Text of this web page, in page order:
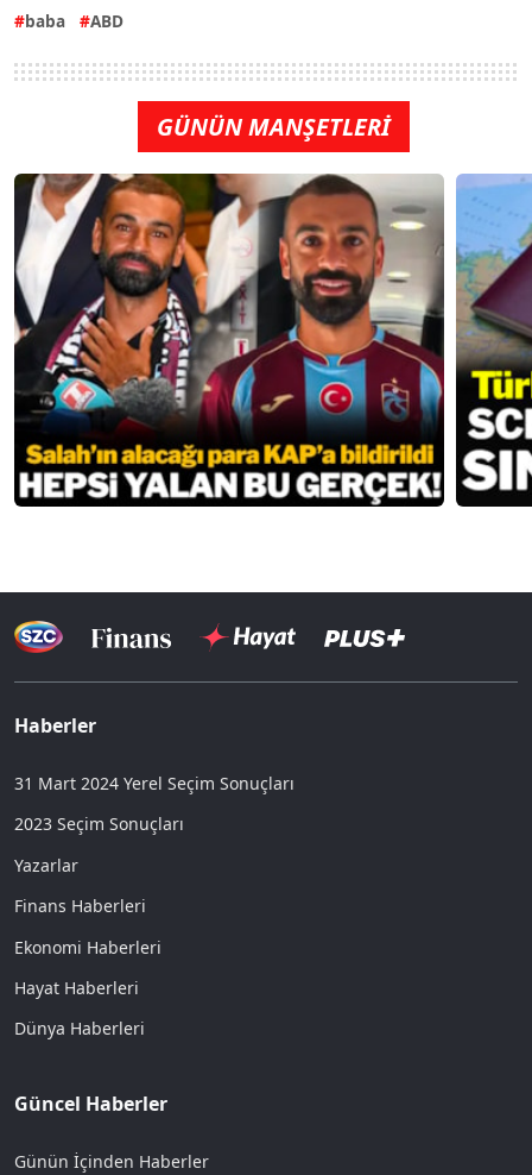
baba ABD
GÜNÜN MANŞETLERİ
Haberler
31 Mart 2024 Yerel Seçim Sonuçları
2023 Seçim Sonuçları
Yazarlar
Finans Haberleri
Ekonomi Haberleri
Hayat Haberleri
Dünya Haberleri
Güncel Haberler
Günün İçinden Haberler